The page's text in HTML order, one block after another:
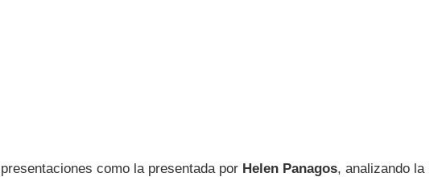
como la presentada por Helen Panagos, analizando la